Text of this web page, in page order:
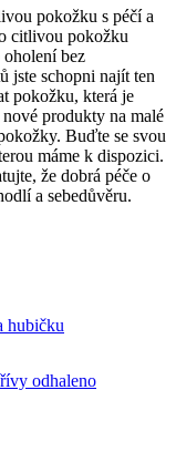
‌pokožku s péčí a
citlivou pokožku
‍oholení bez
​jste schopni najít ‌ten
pokožku, která je‍
produkty na malé
Buďte se⁢ svou
​máme k dispozici.
že dobrá péče o
a sebedůvěru.
hubičku
odhaleno